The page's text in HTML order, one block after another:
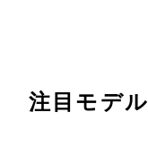
注目モデル